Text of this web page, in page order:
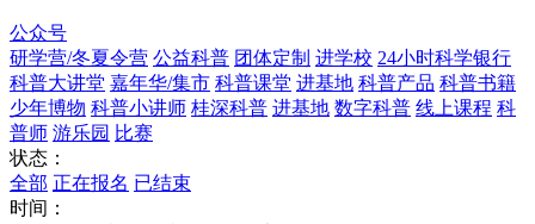
公众号
研学营/冬夏令营 公益科普 团体定制 进学校 24小时科学银行
科普大讲堂 嘉年华/集市 科普课堂 进基地 科普产品 科普书籍
少年博物 科普小讲师 桂深科普 进基地 数字科普 线上课程 科
普师 游乐园 比赛
状态：
全部 正在报名 已结束
时间：